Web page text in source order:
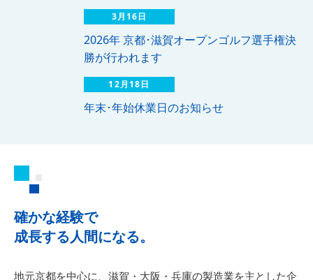
3月16日
2026年 京都･滋賀オープンゴルフ選手権決
勝が行われます
12月18日
年末･年始休業日のお知らせ
確かな経験で
成長する人間になる。
地元京都を中心に、滋賀・大阪・兵庫の製造業を主とした企